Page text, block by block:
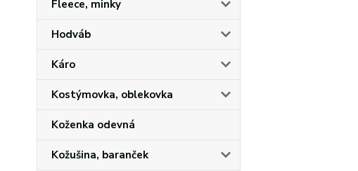
Fleece, minky
Hodváb
Káro
Kostýmovka, oblekovka
Koženka odevná
Kožušina, baranček